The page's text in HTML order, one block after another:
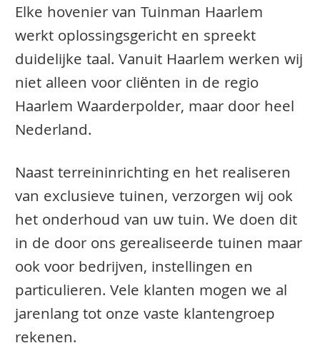
Elke hovenier van Tuinman Haarlem
werkt oplossingsgericht en spreekt
duidelijke taal. Vanuit Haarlem werken wij
niet alleen voor cliënten in de regio
Haarlem Waarderpolder, maar door heel
Nederland.
Naast terreininrichting en het realiseren
van exclusieve tuinen, verzorgen wij ook
het onderhoud van uw tuin. We doen dit
in de door ons gerealiseerde tuinen maar
ook voor bedrijven, instellingen en
particulieren. Vele klanten mogen we al
jarenlang tot onze vaste klantengroep
rekenen.